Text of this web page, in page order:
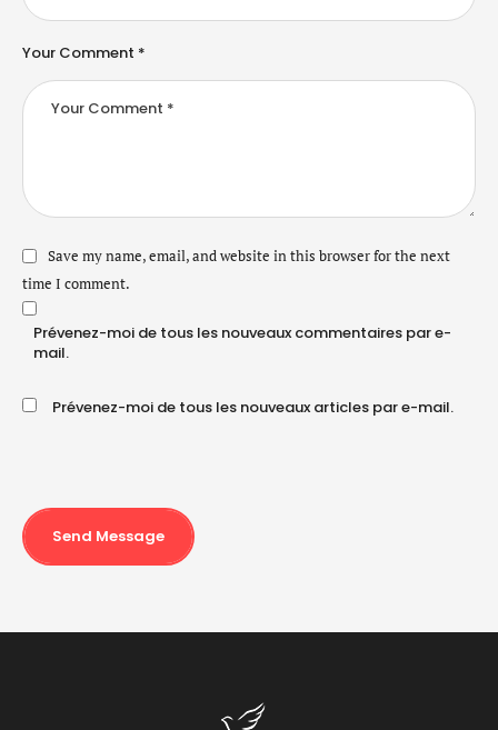
Your Comment *
Save my name, email, and website in this browser for the next
time I comment.
Prévenez-moi de tous les nouveaux commentaires par e-
mail.
Prévenez-moi de tous les nouveaux articles par e-mail.
Send Message